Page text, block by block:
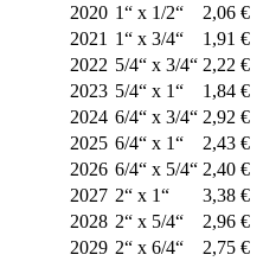
2020 1“ x 1/2“
2,06 €
2021 1“ x 3/4“
1,91 €
2022 5/4“ x 3/4“ 2,22 €
2023 5/4“ x 1“
1,84 €
2024 6/4“ x 3/4“ 2,92 €
2025 6/4“ x 1“
2,43 €
2026 6/4“ x 5/4“ 2,40 €
2027 2“ x 1“
3,38 €
2028 2“ x 5/4“
2,96 €
2029 2“ x 6/4“
2,75 €